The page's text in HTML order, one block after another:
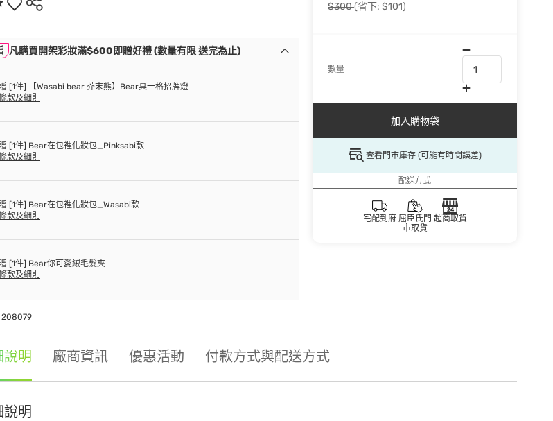
$300(省下: $101)
數量
加入購物袋
查看門市庫存 (可能有時間誤差)
配送方式
宅配到府 屈臣氏門
市取貨
超商取貨
凡購買開架彩妝滿$600即贈好禮 (數量有限 送完為止)
贈 [1件] 【Wasabi bear 芥末熊】Bear具一格招牌燈
款及細則
贈 [1件] Bear在包裡化妝包_Pinksabi款
款及細則
贈 [1件] Bear在包裡化妝包_Wasabi款
款及細則
贈 [1件] Bear你可愛絨毛髮夾
款及細則
208079
明 廠商資訊 優惠活動 付款方式與配送方式
明